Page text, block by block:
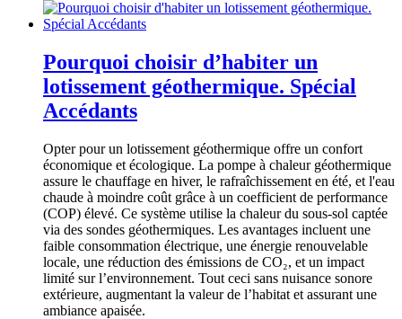
Pourquoi choisir d’habiter un
lotissement géothermique. Spécial
Accédants
Opter pour un lotissement géothermique offre un confort
économique et écologique. La pompe à chaleur géothermique
assure le chauffage en hiver, le rafraîchissement en été, et l'eau
chaude à moindre coût grâce à un coefficient de performance
(COP) élevé. Ce système utilise la chaleur du sous-sol captée
via des sondes géothermiques. Les avantages incluent une
faible consommation électrique, une énergie renouvelable
locale, une réduction des émissions de CO₂, et un impact
limité sur l’environnement. Tout ceci sans nuisance sonore
extérieure, augmentant la valeur de l’habitat et assurant une
ambiance apaisée.